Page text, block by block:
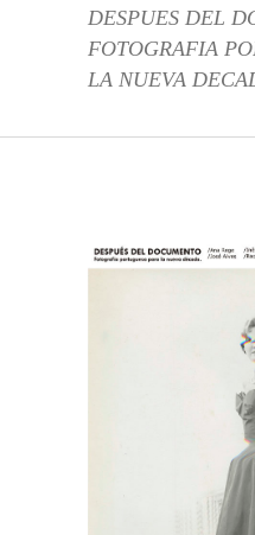
DESPUES DEL
FOTOGRAFIA
LA NUEVA